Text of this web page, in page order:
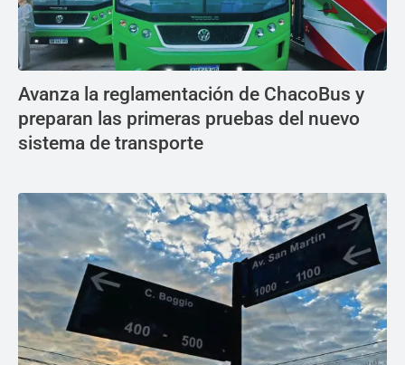
Avanza la reglamentación de ChacoBus y
preparan las primeras pruebas del nuevo
sistema de transporte